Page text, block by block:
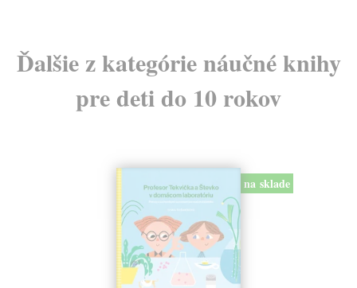
Ďalšie z kategórie náučné knihy
pre deti do 10 rokov
na sklade